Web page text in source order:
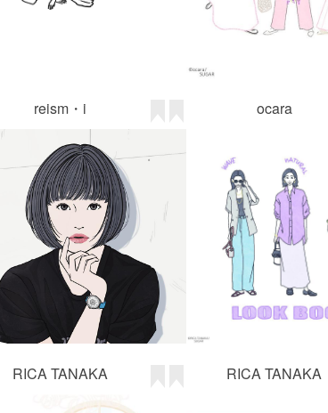
reism・i ocara
RICA TANAKA RICA TANAKA